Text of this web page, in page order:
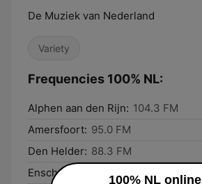
De Muziek van Nederland
Variety
Frequencies 100% NL:
Alphen aan den Rijn: 104.3 FM
Amersfoort: 95.0 FM
Den Helder: 88.3 FM
Enschede:
99.1 FM100% NL online